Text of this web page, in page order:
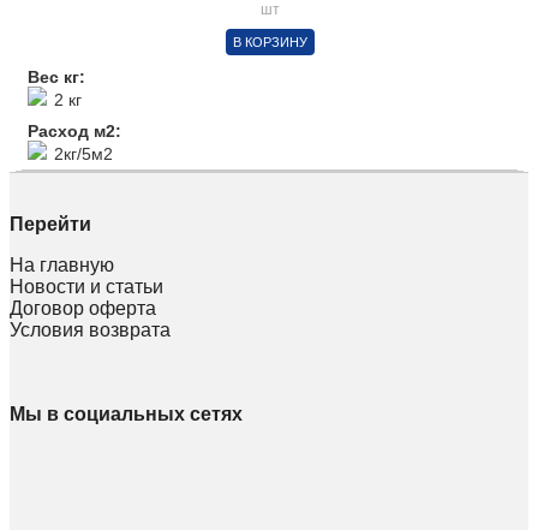
шт
В КОРЗИНУ
Вес кг:
2 кг
Расход м2:
2кг/5м2
Перейти
На главную
Новости и статьи
Договор оферта
Условия возврата
Мы в социальных сетях